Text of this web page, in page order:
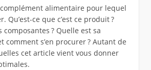
alimentaire pour lequel
Qu’est-ce que c’est ce produit ?
composantes ? Quelle est sa
comment s’en procurer ? Autant de
cet article vient vous donner